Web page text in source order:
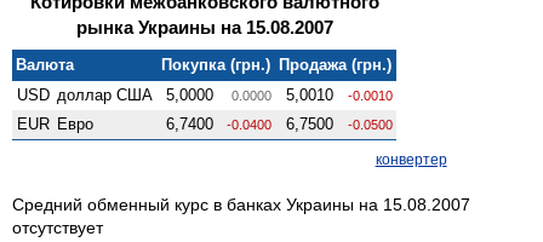
рынка Украины на 15.08.2007
Валюта Покупка (грн.) Продажа (грн.)
USD доллар США 5,0000 0.0000 5,0010 -0.0010
EUR Евро 6,7400 -0.0400 6,7500 -0.0500
конвертер
Средний обменный курс в банках Украины на 15.08.2007
отсутствует